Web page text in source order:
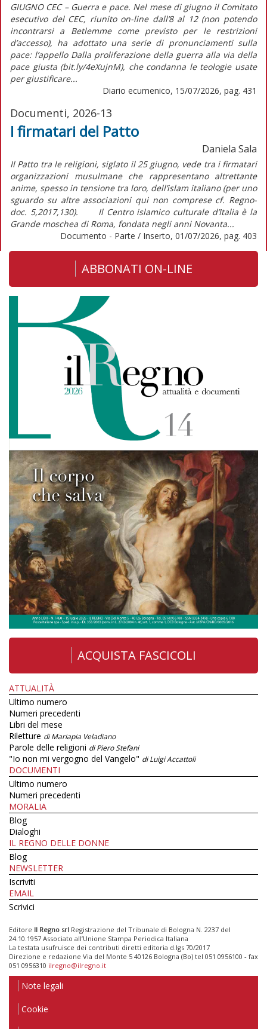
GIUGNO CEC – Guerra e pace. Nel mese di giugno il Comitato
esecutivo del CEC, riunito on-line dall’8 al 12 (non potendo
incontrarsi a Betlemme come previsto per le restrizioni
d’accesso), ha adottato una serie di pronunciamenti sulla
pace: l’appello Dalla proliferazione della guerra alla via della
pace giusta (bit.ly/4eXujnM), che condanna le teologie usate
per giustificare...
Diario ecumenico, 15/07/2026, pag. 431
Documenti, 2026-13
I firmatari del Patto
Daniela Sala
Il Patto tra le religioni, siglato il 25 giugno, vede tra i firmatari
organizzazioni musulmane che rappresentano altrettante
anime, spesso in tensione tra loro, dell’islam italiano (per uno
sguardo su altre associazioni qui non comprese cf. Regno-
doc. 5,2017,130). Il Centro islamico culturale d’Italia è la
Grande moschea di Roma, fondata negli anni Novanta...
Documento - Parte / Inserto, 01/07/2026, pag. 403
ABBONATI ON-LINE
ACQUISTA FASCICOLI
ATTUALITÀ
Ultimo numero
Numeri precedenti
Libri del mese
Riletture di Mariapia Veladiano
Parole delle religioni di Piero Stefani
"Io non mi vergogno del Vangelo" di Luigi Accattoli
DOCUMENTI
Ultimo numero
Numeri precedenti
MORALIA
Blog
Dialoghi
IL REGNO DELLE DONNE
Blog
NEWSLETTER
Iscriviti
EMAIL
Scrivici
Editore Il Regno srl Registrazione del Tribunale di Bologna N. 2237 del
24.10.1957 Associato all’Unione Stampa Periodica Italiana
La testata usufruisce dei contributi diretti editoria d.lgs 70/2017
Direzione e redazione Via del Monte 5 40126 Bologna (Bo) tel 051 0956100 - fax
051 0956310 ilregno@ilregno.it
Note legali
Cookie